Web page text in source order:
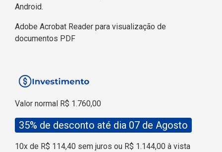
Android.
Adobe Acrobat Reader para visualização de
documentos PDF
Valor normal R$ 1.760,00
35% de desconto até dia 07 de Agosto
10x de R$ 114,40 sem juros ou R$ 1.144,00 à vista